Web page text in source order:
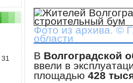
Фото из архива. ©
области
В Волгоградской
ввели в
площадью 428
31